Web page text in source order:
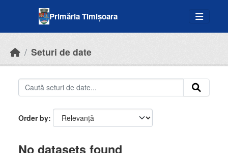
Primăria Timișoara
Seturi de date
Order by
No datasets found